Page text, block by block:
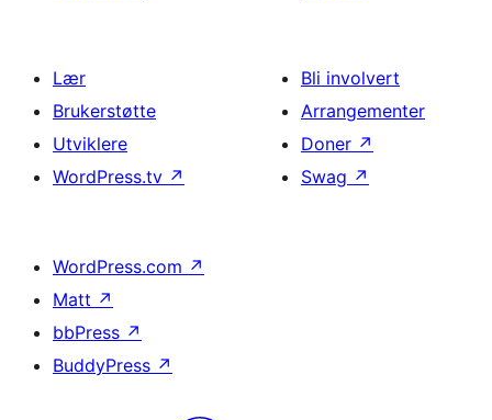
Lær
Brukerstøtte
Utviklere
WordPress.tv ↗
Bli involvert
Arrangementer
Doner ↗
Swag ↗
WordPress.com ↗
Matt ↗
bbPress ↗
BuddyPress ↗